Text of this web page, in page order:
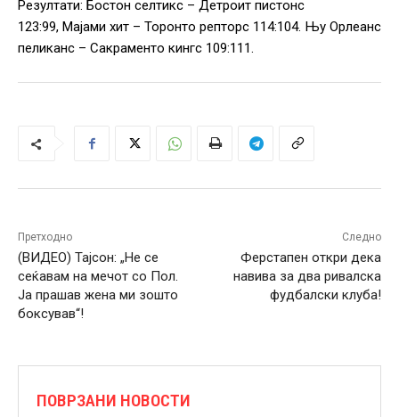
Резултати: Бостон селтикс – Детроит пистонс
123:99, Мајами хит – Торонто репторс 114:104. Њу Орлеанс
пеликанс – Сакраменто кингс 109:111.
Претходно
(ВИДЕО) Тајсон: „Не се
сеќавам на мечот со Пол.
Ја прашав жена ми зошто
боксував“!
Следно
Ферстапен откри дека
навива за два ривалска
фудбалски клуба!
ПОВРЗАНИ НОВОСТИ